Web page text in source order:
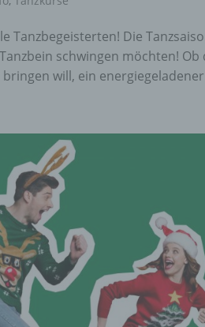
Tanzbegeisterten! Die
schwingen möchten!
will, ein